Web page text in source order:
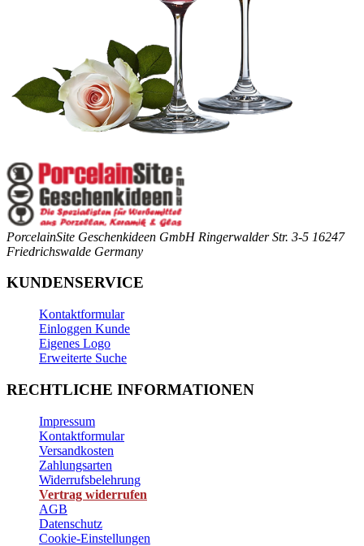
PorcelainSite Geschenkideen GmbH Ringerwalder Str. 3-5 16247
Friedrichswalde Germany
KUNDENSERVICE
Kontaktformular
Einloggen Kunde
Eigenes Logo
Erweiterte Suche
RECHTLICHE INFORMATIONEN
Impressum
Kontaktformular
Versandkosten
Zahlungsarten
Widerrufsbelehrung
Vertrag widerrufen
AGB
Datenschutz
Cookie-Einstellungen